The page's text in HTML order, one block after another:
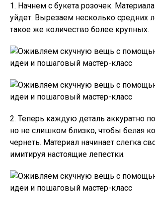
1. Начнем с букета розочек.
уйдет. Вырезаем несколько средних
такое же количество более крупных.
2. Теперь каждую деталь аккуратно
но не слишком близко, чтобы белая
чернеть. Материал начинает слегка
имитируя настоящие лепестки.